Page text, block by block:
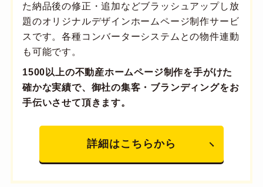
た納品後の修正・追加などブラッシュアップし放
題のオリジナルデザインホームページ制作サービ
スです。各種コンバーターシステムとの物件連動
も可能です。
1500以上の不動産ホームページ制作を手がけた
確かな実績で、御社の集客・ブランディングをお
手伝いさせて頂きます。
詳細はこちらから